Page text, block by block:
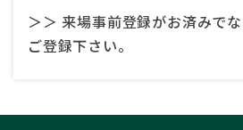
＞＞ 来場事前登録がお済みで
ご登録下さい。